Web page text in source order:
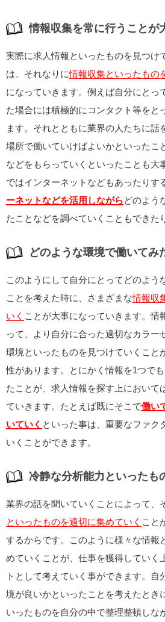
情報収集を常に行うことが
実際に求人情報といったものを見つけ
は、それなりに情報収集といったもの
になっていきます。例えば自分にとっ
た場合には積極的にコンタクト等をと
ます。それとともに業界の人たちに話
場所で働いていけばよいかといったこ
などをもらっていくといったことも大
ではインターネットなどもあったりす
ーネットなどを活用しながらどのよう
たことなどを調べていくこともできた
どのような環境で働いてみ
このようにして自分にとってどのよう
ことを考えた時に、さまざまな情報収
いく ことが大事になっていきます。情
って、より自分に合った適切なカラー
環境といったものを見つけていくこと
性があります。とにかく情報を1つで
たことが、求人情報を探す上において
ていきます。たとえば既にそこで働い
いていく といった事は、重要なファク
いくことができます。
冷静な分析能力といったも
業界の話を聞いていくことによって、
といったものを適切に集めていく こと
するからです。このように様々な情報
めていくことが、仕事を獲得していく
トとして考えていく事ができます。自
境が良いかといったことを考えたとき
いったものを自分の中で整理整頓しな